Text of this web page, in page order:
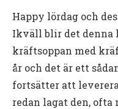
Happy lördag och
Ikväll blir det denna
kräftsoppan med
år och det är ett
fortsätter att
redan lagat den, ofta